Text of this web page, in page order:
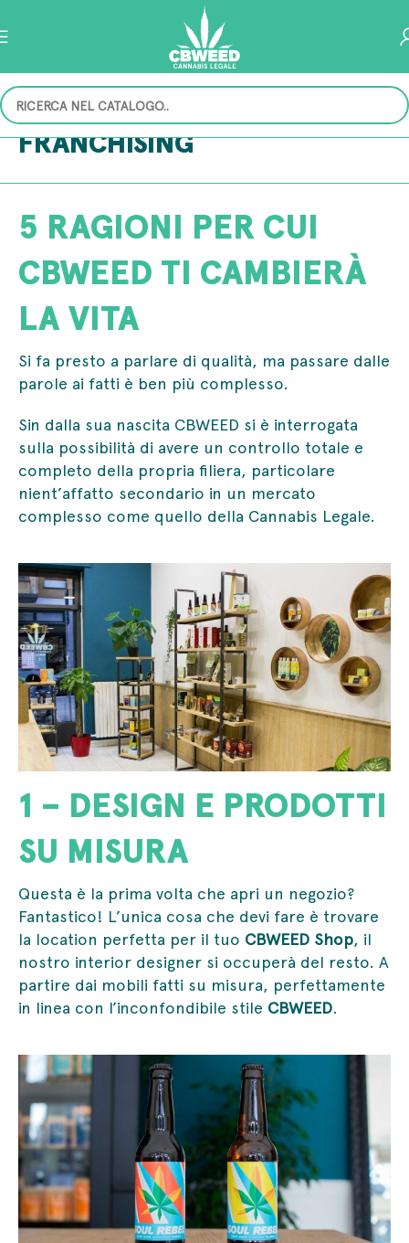
FRANCHISING
5 RAGIONI PER CUI
CBWEED TI CAMBIERÀ
LA VITA
Si fa presto a parlare di qualità, ma passare dalle
parole ai fatti è ben più complesso.
Sin dalla sua nascita CBWEED si è interrogata
sulla possibilità di avere un controllo totale e
completo della propria filiera, particolare
nient’affatto secondario in un mercato
complesso come quello della Cannabis Legale.
1 – DESIGN E PRODOTTI
SU MISURA
Questa è la prima volta che apri un negozio?
Fantastico! L’unica cosa che devi fare è trovare
la location perfetta per il tuo CBWEED Shop, il
nostro interior designer si occuperà del resto. A
partire dai mobili fatti su misura, perfettamente
in linea con l’inconfondibile stile CBWEED.